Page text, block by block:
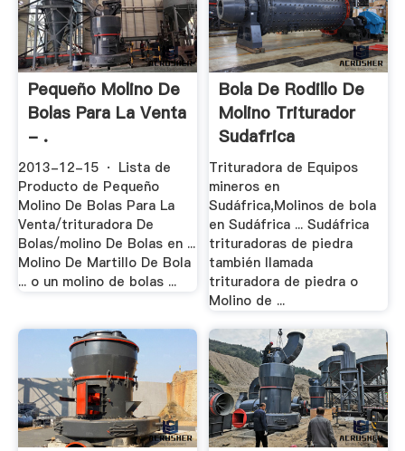
Pequeño Molino De
Bolas Para La Venta
- .
2013-12-15 · Lista de
Producto de Pequeño
Molino De Bolas Para La
Venta/trituradora De
Bolas/molino De Bolas en ...
Molino De Martillo De Bola
... o un molino de bolas ...
Bola De Rodillo De
Molino Triturador
Sudafrica
Trituradora de Equipos
mineros en
Sudáfrica,Molinos de bola
en Sudáfrica ... Sudáfrica
trituradoras de piedra
también llamada
trituradora de piedra o
Molino de ...